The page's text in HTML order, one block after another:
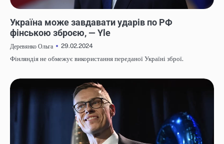
Україна може завдавати ударів по РФ
фінською зброєю, — Yle
Деревянко Ольга
29.02.2024
Фінляндія не обмежує використання переданої Україні зброї.